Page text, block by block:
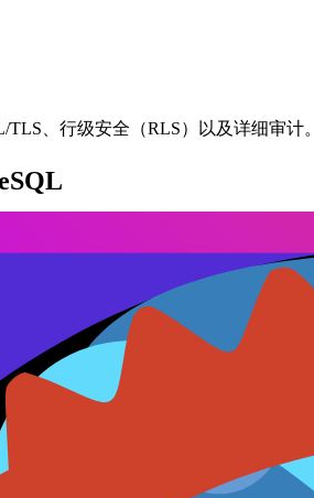
、行级安全（RLS）以及详细审计。